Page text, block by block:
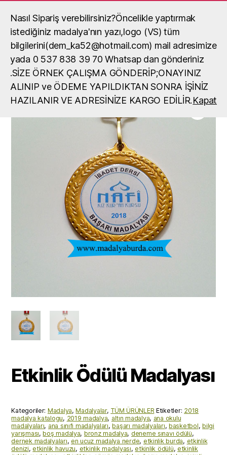
Nasıl Sipariş verebilirsiniz?Öncelikle yaptırmak
istediğiniz madalya'nın yazı,logo (VS) tüm
bilgilerini(dem_ka52@hotmail.com) mail adresimize
yada 0 537 838 39 70 Whatsap dan gönderiniz
.SİZE ÖRNEK ÇALIŞMA GÖNDERİP;ONAYINIZ
ALINIP ve ÖDEME YAPILDIKTAN SONRA İŞİNİZ
HAZILANIR VE ADRESİNİZE KARGO EDİLİR.Kapat
Madalya, madalya yaptırma, okul
madalya örneği
Ana Sayfa/ Madalyalar/Madalya/ Etkinlik Ödülü Madalyası
Etkinlik Ödülü Madalyası
Kategoriler: Madalya,Madalyalar, TÜM ÜRÜNLER Etiketler: 2018
madalya katalogu, 2019 madalya, altın madalya, ana okulu
madalyaları, ana sınıfı madalyaları,başarı madalyaları,basketbol,bilgi
yarışması,boş madalya, bronz madalya, deneme sınavı ödülü,
dernek madalyaları, en ucuz madalya nerde, etkinlik burda, etkinlik
denizi,etkinlik havuzu, etkinlik madalyası,etkinlik ödülü, etkinlik